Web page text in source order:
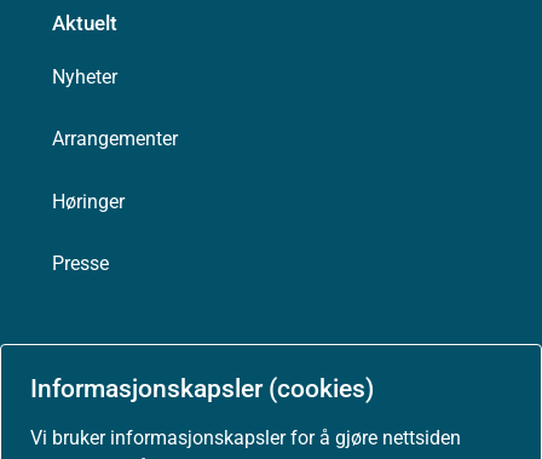
Informasjonskapsler (cookies)
Vi bruker informasjonskapsler for å gjøre nettsiden
Aktuelt
Nyheter
Arrangementer
Høringer
Presse
Om nettstedet
Personvernerklæring